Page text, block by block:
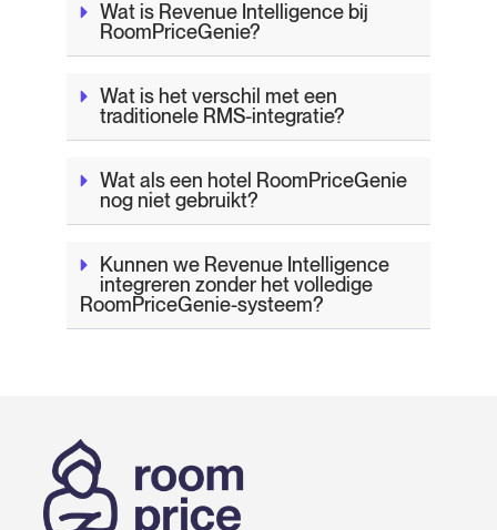
Wat is Revenue Intelligence bij
RoomPriceGenie?
Wat is het verschil met een
traditionele RMS-integratie?
Wat als een hotel RoomPriceGenie
nog niet gebruikt?
Kunnen we Revenue Intelligence
integreren zonder het volledige
RoomPriceGenie-systeem?